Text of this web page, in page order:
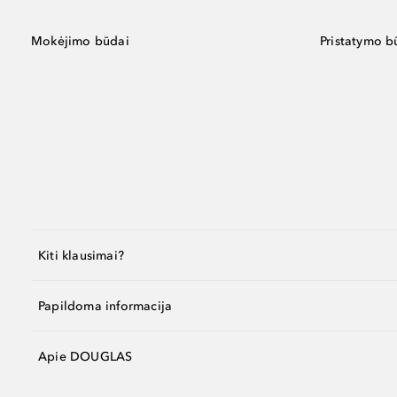
Mokėjimo būdai Pristatymo
Kiti klausimai?
Papildoma informacija
Apie DOUGLAS